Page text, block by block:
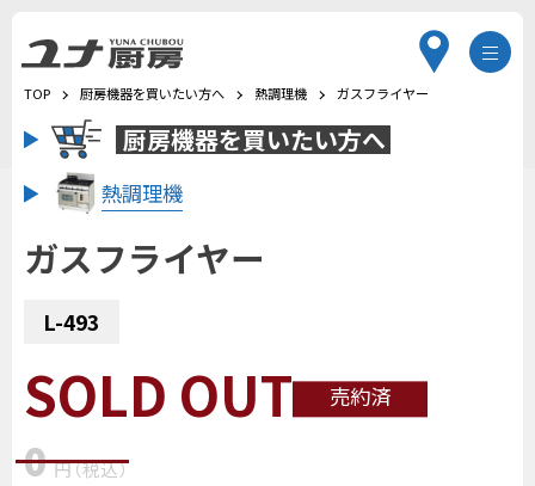
TOP 厨房機器を買いたい方へ 熱調理機 ガスフライヤー
厨房機器を買いたい方へ
熱調理機
ガスフライヤー
L-493
SOLD OUT 売約済
0 円（税込）